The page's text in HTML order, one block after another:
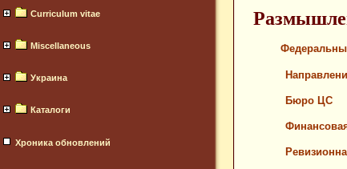
Curriculum vitae
Miscellaneous
Украина
Каталоги
Хроника обновлений
Бюро ЦС